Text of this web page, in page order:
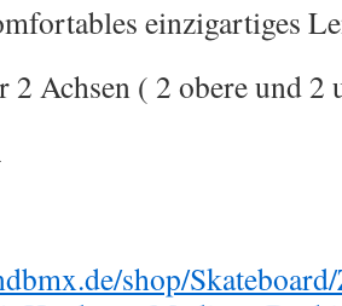
einzigartiges
2 Achsen ( 2 obere und 2
shop/